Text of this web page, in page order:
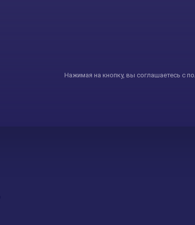
Нажимая на кнопку, вы соглашаетесь с